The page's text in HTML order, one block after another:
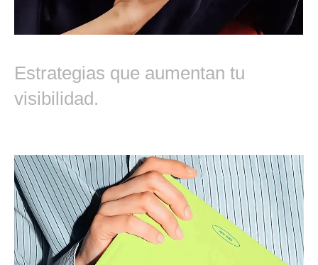
Estrategias que aumentan tu
visibilidad.